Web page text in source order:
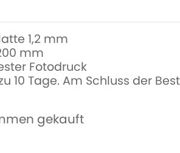
1,2 mm
mm
Fotodruck
10 Tage. Am Schluss der
gekauft